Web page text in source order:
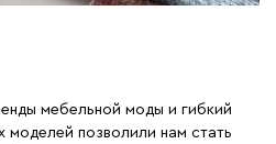
мебельной моды и гибкий
моделей позволили нам стать